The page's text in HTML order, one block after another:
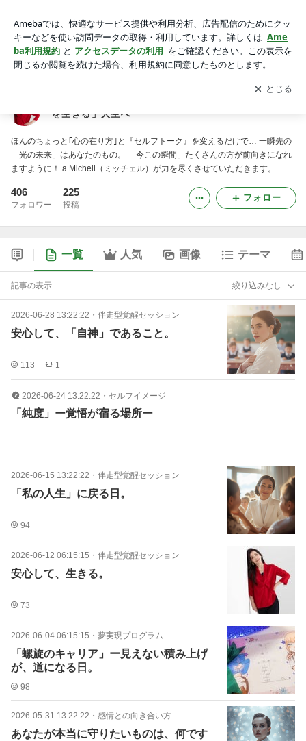
人生へ
アプリをダウンロードして ブログの更新通知
を受け取りまし
ょう。
開く
を生きる」人生へ
ほんのちょっと｢心の在り方｣と『セルフトーク』を変えるだけで… 一瞬先の
「光の未来」はあなたのもの。 「今この瞬間」たくさんの方が前向きになれ
ますように！ a.Michell（ミッチェル）が力を尽くさせていただきます。
406
フォロワー
225
投稿
フォロー
一覧 人気 画像 テーマ
記事の表示 絞り込みなし
2026-06-28 13:22:22 ・ 伴走型覚醒セッション
安心して、「自神」であること。
113 1
2026-06-24 13:22:22 ・ セルフイメージ
「純度」ー覚悟が宿る場所ー
2026-06-15 13:22:22 ・ 伴走型覚醒セッション
「私の人生」に戻る日。
94
2026-06-12 06:15:15 ・ 伴走型覚醒セッション
安心して、生きる。
73
2026-06-04 06:15:15 ・ 夢実現プログラム
「螺旋のキャリア」ー見えない積み上げ
が、道になる日。
98
2026-05-31 13:22:22 ・ 感情との向き合い方
あなたが本当に守りたいものは、何です